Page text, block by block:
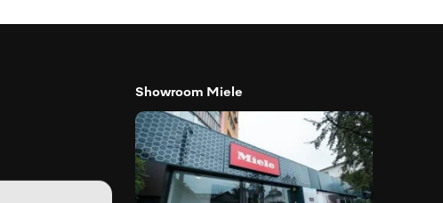
Showroom Miele